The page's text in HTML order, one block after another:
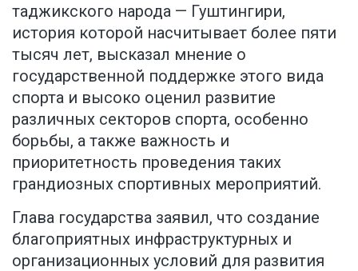
таджикского народа — Гуштингири,
история которой насчитывает более пяти
тысяч лет, высказал мнение о
государственной поддержке этого вида
спорта и высоко оценил развитие
различных секторов спорта, особенно
борьбы, а также важность и
приоритетность проведения таких
грандиозных спортивных мероприятий.
Глава государства заявил, что создание
благоприятных инфраструктурных и
организационных условий для развития